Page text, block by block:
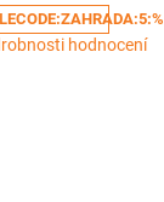
hodnocení